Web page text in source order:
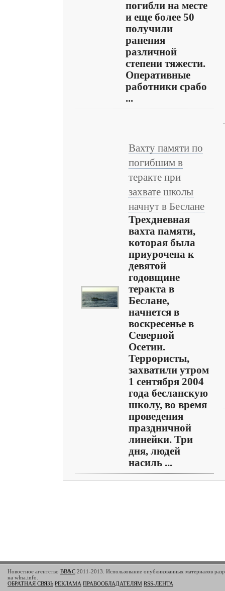
погибли на месте
и еще более 50
получили
ранения
различной
степени тяжести.
Оперативные
работники срабо
...
Вахту памяти по
погибшим в
теракте при
захвате школы
начнут в Беслане
Трехдневная
вахта памяти,
которая была
приурочена к
девятой
годовщине
теракта в
Беслане,
начнется в
воскресенье в
Северной
Осетии.
Террористы,
захватили утром
1 сентября 2004
года бесланскую
школу, во время
проведения
праздничной
линейки. Три
дня, людей
насиль ...
Новостное агентство BB&C 2011-2013. Использование опубликованных материалов
на wlna.info.
ОБРАТНАЯ СВЯЗЬ РЕКЛАМА ПРАВООБЛАДАТЕЛЯМ RSS-ЛЕНТА